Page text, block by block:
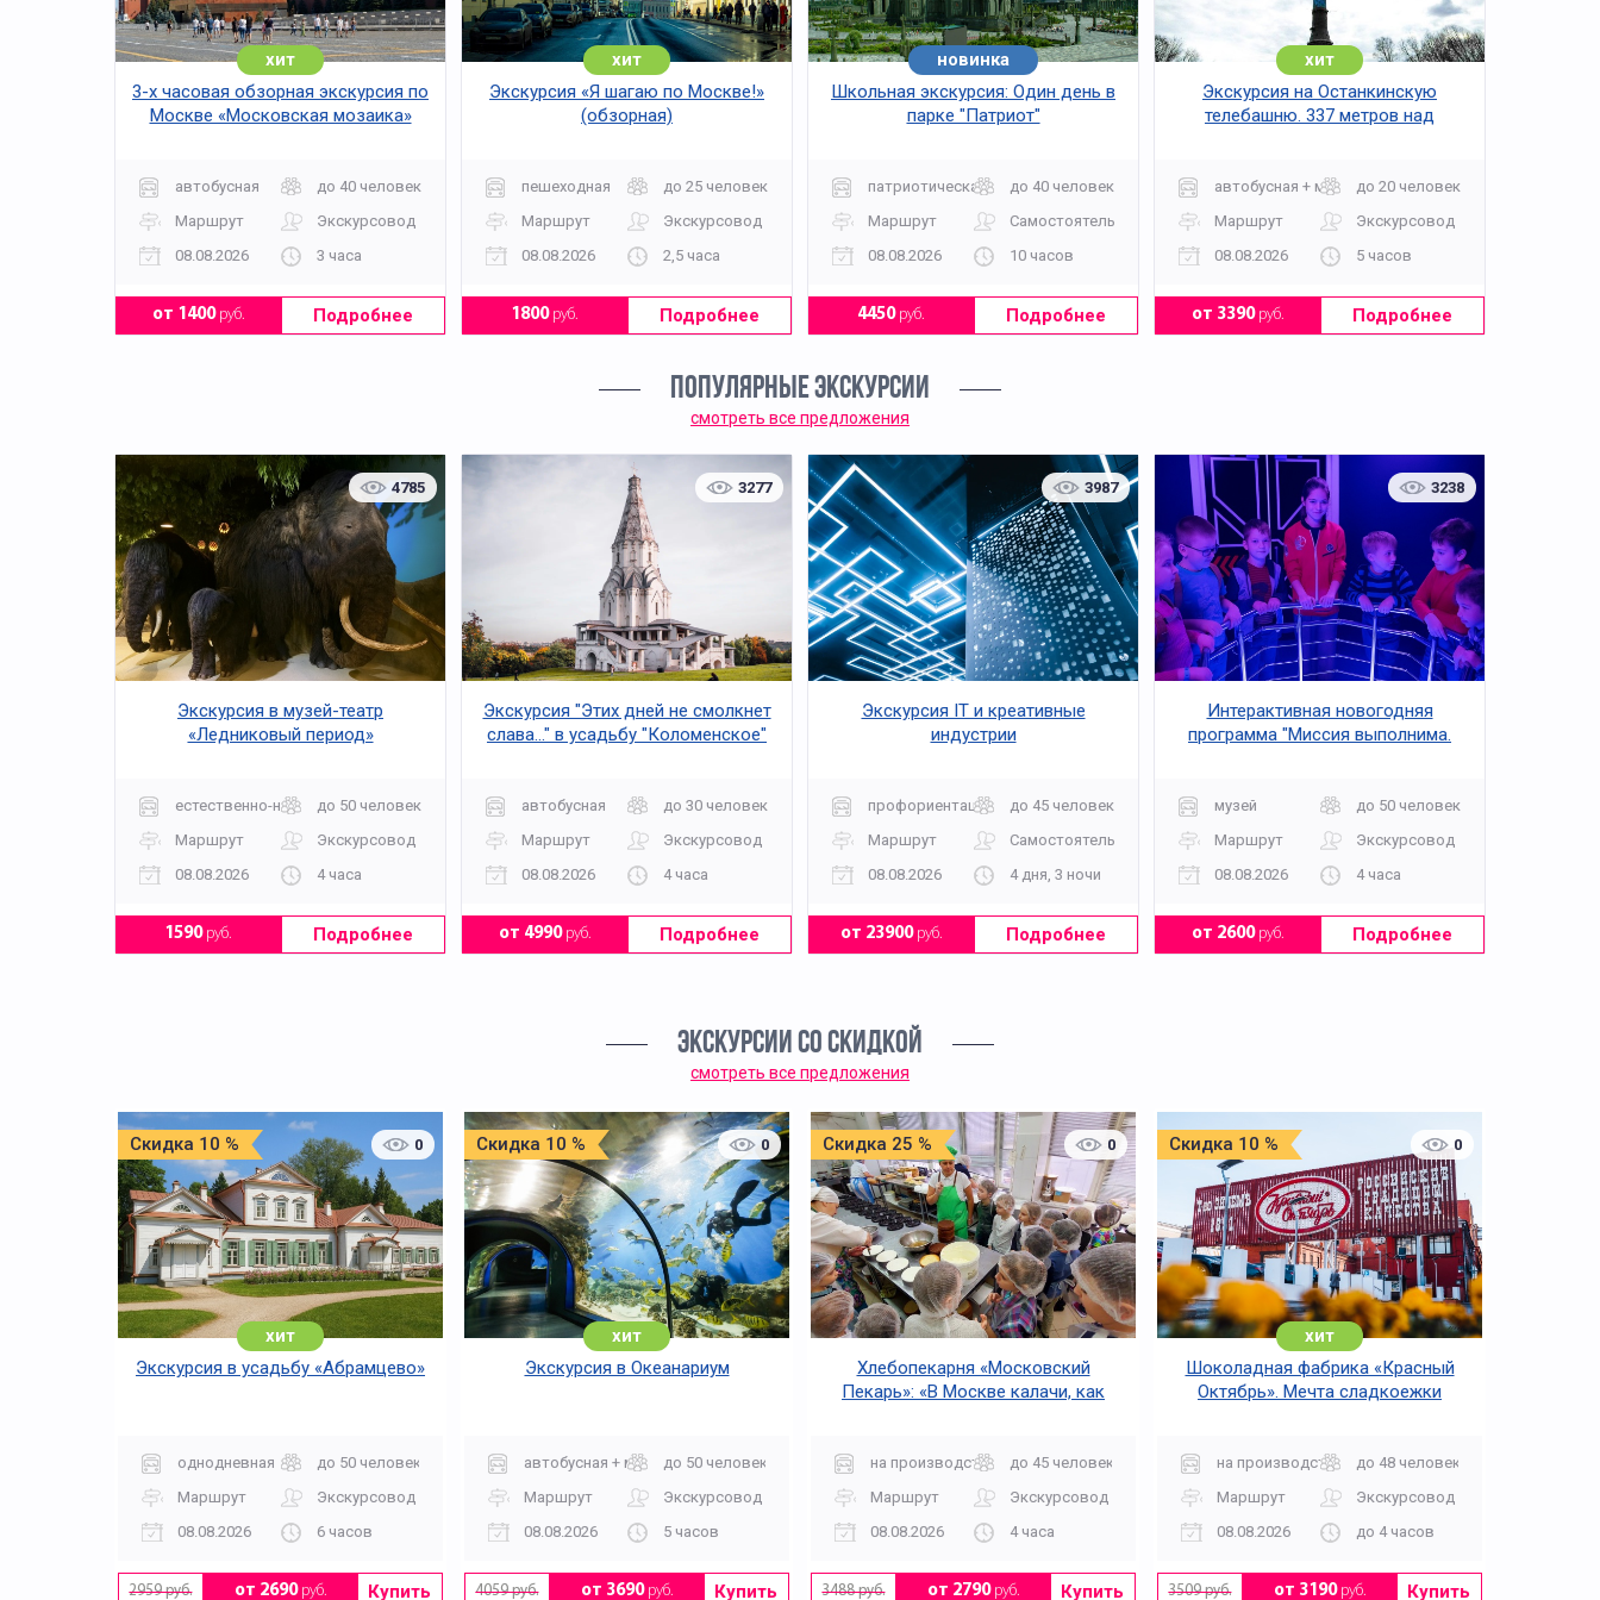
хит
3-х часовая обзорная экскурсия по
Москве «Московская мозаика»
автобусная
до 40 человек
Маршрут
Экскурсовод
08.08.2026
3 часа
от 1400руб. Подробнее
хит
Экскурсия «Я шагаю по Москве!»
(обзорная)
пешеходная
до 25 человек
Маршрут
Экскурсовод
08.08.2026
2,5 часа
1800руб. Подробнее
хит
новинка
Школьная экскурсия: Один день в
парке "Патриот"
патриотическая
до 40 человек
Маршрут
Самостоятельно
08.08.2026
10 часов
4450руб. Подробнее
хит
Экскурсия на Останкинскую
телебашню. 337 метров над
автобусная + музей до 20 человек
Маршрут
Экскурсовод
08.08.2026
5 часов
от 3390руб. Подробнее
ПОПУЛЯРНЫЕ ЭКСКУРСИИ
смотреть все предложения
4785
Экскурсия в музей-театр
«Ледниковый период»
естественно-научнаядо 50 человек
Маршрут
Экскурсовод
08.08.2026
4 часа
1590руб. Подробнее
3277
Экскурсия "Этих дней не смолкнет
слава..." в усадьбу "Коломенское"
автобусная
до 30 человек
Маршрут
Экскурсовод
08.08.2026
4 часа
от 4990руб. Подробнее
3987
Экскурсия IT и креативные
индустрии
профориентационнаядо 45 человек
Маршрут
Самостоятельно
08.08.2026
4 дня, 3 ночи
от 23900руб. Подробнее
3238
Интерактивная новогодняя
программа "Миссия выполнима.
планетарии
музей
до 50 человек
Маршрут
Экскурсовод
08.08.2026
4 часа
от 2600руб. Подробнее
ЭКСКУРСИИ СО СКИДКОЙ
смотреть все предложения
Скидка 10 % 0
хит
Экскурсия в усадьбу «Абрамцево»
однодневная
до 50 человек
Маршрут
Экскурсовод
08.08.2026
6 часов
2959 руб. от 2690руб. Купить
Скидка 10 % 0
хит
Экскурсия в Океанариум
автобусная + музейдо 50 человек
Маршрут
Экскурсовод
08.08.2026
5 часов
4059 руб. от 3690руб. Купить
Скидка 25 % 0
Хлебопекарня «Московский
Пекарь»: «В Москве калачи, как
на производство
до 45 человек
Маршрут
Экскурсовод
08.08.2026
4 часа
3488 руб. от 2790руб. Купить
Скидка 10 % 0
хит
Шоколадная фабрика «Красный
Октябрь». Мечта сладкоежки
на производство
до 48 человек
Маршрут
Экскурсовод
08.08.2026
до 4 часов
3509 руб. от 3190руб. Купить